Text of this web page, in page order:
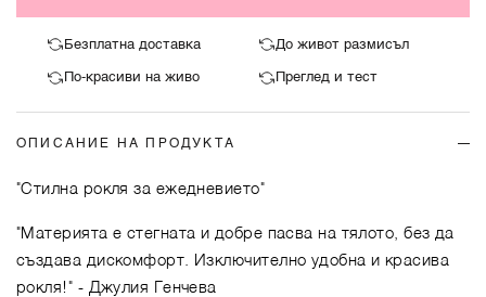
Безплатна доставка До живот размисъл
По-красиви на живо Преглед и тест
ОПИСАНИЕ НА ПРОДУКТА
"Стилна рокля за ежедневието"
"Материята е стегната и добре пасва на тялото, без да
създава дискомфорт. Изключително удобна и красива
рокля!" - Джулия Генчева